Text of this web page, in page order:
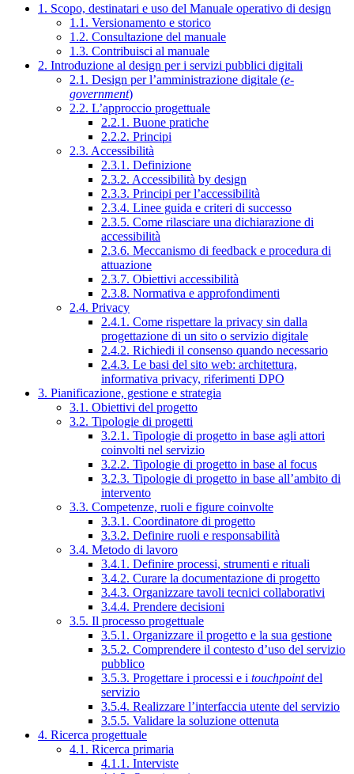
1. Scopo, destinatari e uso del Manuale operativo di design
1.1. Versionamento e storico
1.2. Consultazione del manuale
1.3. Contribuisci al manuale
2. Introduzione al design per i servizi pubblici digitali
2.1. Design per l’amministrazione digitale (e-
government)
2.2. L’approccio progettuale
2.2.1. Buone pratiche
2.2.2. Principi
2.3. Accessibilità
2.3.1. Definizione
2.3.2. Accessibilità by design
2.3.3. Principi per l’accessibilità
2.3.4. Linee guida e criteri di successo
2.3.5. Come rilasciare una dichiarazione di
accessibilità
2.3.6. Meccanismo di feedback e procedura di
attuazione
2.3.7. Obiettivi accessibilità
2.3.8. Normativa e approfondimenti
2.4. Privacy
2.4.1. Come rispettare la privacy sin dalla
progettazione di un sito o servizio digitale
2.4.2. Richiedi il consenso quando necessario
2.4.3. Le basi del sito web: architettura,
informativa privacy, riferimenti DPO
3. Pianificazione, gestione e strategia
3.1. Obiettivi del progetto
3.2. Tipologie di progetti
3.2.1. Tipologie di progetto in base agli attori
coinvolti nel servizio
3.2.2. Tipologie di progetto in base al focus
3.2.3. Tipologie di progetto in base all’ambito di
intervento
3.3. Competenze, ruoli e figure coinvolte
3.3.1. Coordinatore di progetto
3.3.2. Definire ruoli e responsabilità
3.4. Metodo di lavoro
3.4.1. Definire processi, strumenti e rituali
3.4.2. Curare la documentazione di progetto
3.4.3. Organizzare tavoli tecnici collaborativi
3.4.4. Prendere decisioni
3.5. Il processo progettuale
3.5.1. Organizzare il progetto e la sua gestione
3.5.2. Comprendere il contesto d’uso del servizio
pubblico
3.5.3. Progettare i processi e i touchpointdel
servizio
3.5.4. Realizzare l’interfaccia utente del servizio
3.5.5. Validare la soluzione ottenuta
4. Ricerca progettuale
4.1. Ricerca primaria
4.1.1. Interviste